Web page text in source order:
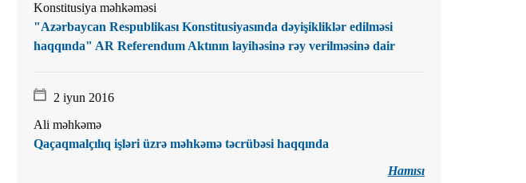
Konstitusiya məhkəməsi
"Azərbaycan Respublikası Konstitusiyasında dəyişikliklər edilməsi
haqqında" AR Referendum Aktının layihəsinə rəy verilməsinə dair
2 iyun 2016
Ali məhkəmə
Qaçaqmalçılıq işləri üzrə məhkəmə təcrübəsi haqqında
Hamısı